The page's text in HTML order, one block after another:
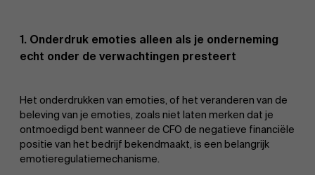
1. Onderdruk emoties alleen als je onderneming
echt onder de verwachtingen presteert
Het onderdrukken van emoties, of het veranderen van de
beleving van je emoties, zoals niet laten merken dat je
ontmoedigd bent wanneer de CFO de negatieve financiële
positie van het bedrijf bekendmaakt, is een belangrijk
emotieregulatiemechanisme.